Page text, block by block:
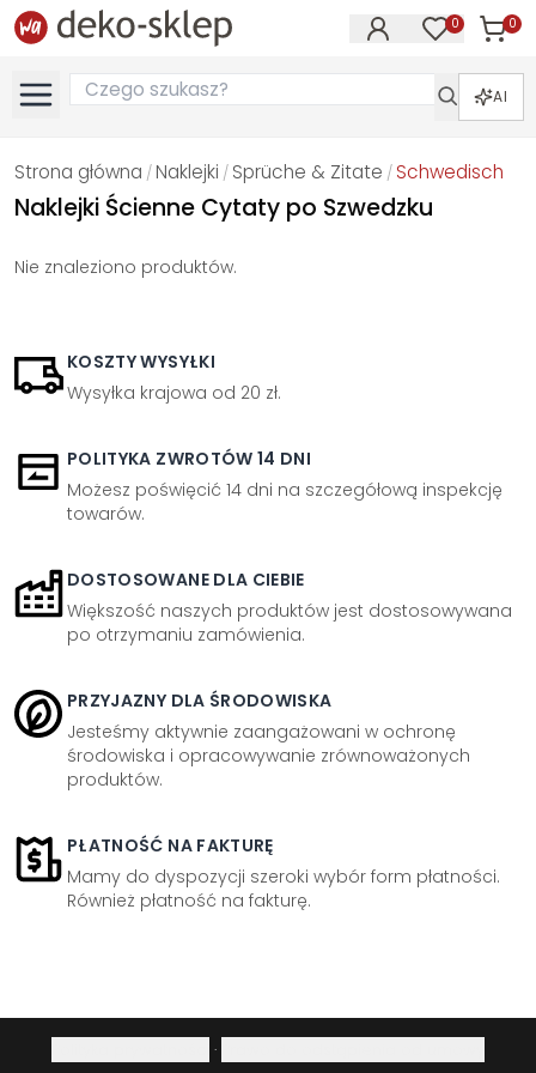
0 0
AI
Strona główna / Naklejki / Sprüche & Zitate / Schwedisch
Naklejki Ścienne Cytaty po Szwedzku
Nie znaleziono produktów.
KOSZTY WYSYŁKI
Wysyłka krajowa od 20 zł.
POLITYKA ZWROTÓW 14 DNI
Możesz poświęcić 14 dni na szczegółową inspekcję
towarów.
DOSTOSOWANE DLA CIEBIE
Większość naszych produktów jest dostosowywana
po otrzymaniu zamówienia.
PRZYJAZNY DLA ŚRODOWISKA
Jesteśmy aktywnie zaangażowani w ochronę
środowiska i opracowywanie zrównoważonych
produktów.
PŁATNOŚĆ NA FAKTURĘ
Mamy do dyspozycji szeroki wybór form płatności.
Również płatność na fakturę.
·